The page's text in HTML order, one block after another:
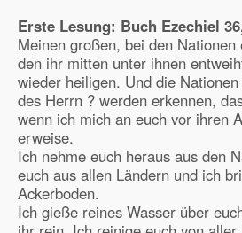
Erste Lesung: Buch Ezechiel
Meinen großen, bei den
den ihr mitten unter ihnen
wieder heiligen. Und die
des Herrn ? werden erkennen,
wenn ich mich an euch vor ihren
erweise.
Ich nehme euch heraus aus den
euch aus allen Ländern und ich
Ackerboden.
Ich gieße reines Wasser über